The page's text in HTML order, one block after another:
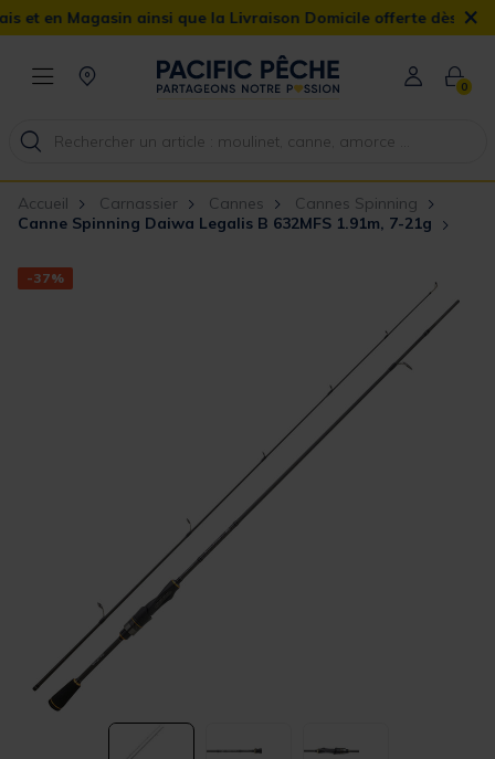
ainsi que la Livraison Domicile offerte dès 90€ ×
0
Accueil Carnassier Cannes
Cannes Spinning
Canne Spinning Daiwa Legalis B 632MFS 1.91m, 7-21g
-37%